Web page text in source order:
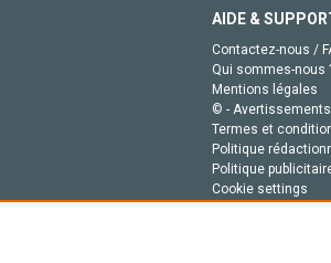
AIDE &
Contactez-nous /
Qui sommes-nous
Mentions légales
© - Avertissements
Termes et
Politique
Politique
Cookie settings